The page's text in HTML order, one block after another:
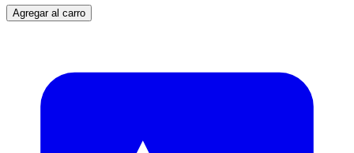
Agregar al carro